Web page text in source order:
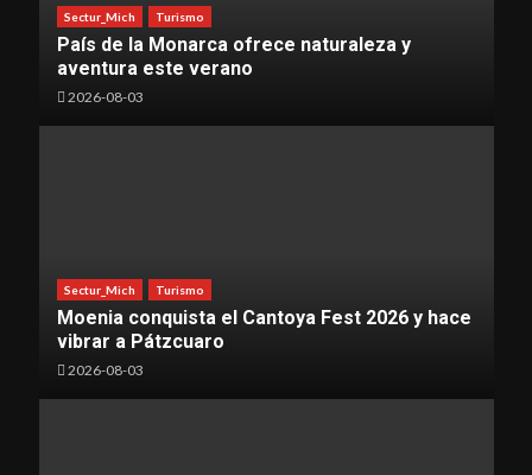
Sectur_Mich Turismo
País de la Monarca ofrece naturaleza y
aventura este verano
2026-08-03
Sectur_Mich Turismo
Moenia conquista el Cantoya Fest 2026 y hace
vibrar a Pátzcuaro
2026-08-03